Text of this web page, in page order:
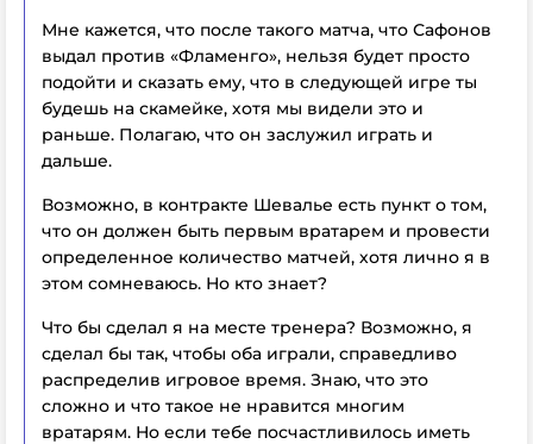
Мне кажется, что после такого матча, что Сафонов
выдал против «Фламенго», нельзя будет просто
подойти и сказать ему, что в следующей игре ты
будешь на скамейке, хотя мы видели это и
раньше. Полагаю, что он заслужил играть и
дальше.
Возможно, в контракте Шевалье есть пункт о том,
что он должен быть первым вратарем и провести
определенное количество матчей, хотя лично я в
этом сомневаюсь. Но кто знает?
Что бы сделал я на месте тренера? Возможно, я
сделал бы так, чтобы оба играли, справедливо
распределив игровое время. Знаю, что это
сложно и что такое не нравится многим
вратарям. Но если тебе посчастливилось иметь